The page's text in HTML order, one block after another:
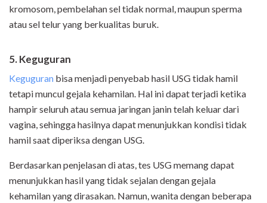
kromosom, pembelahan sel tidak normal, maupun sperma
atau sel telur yang berkualitas buruk.
5. Keguguran
Keguguran bisa menjadi penyebab hasil USG tidak hamil
tetapi muncul gejala kehamilan. Hal ini dapat terjadi ketika
hampir seluruh atau semua jaringan janin telah keluar dari
vagina, sehingga hasilnya dapat menunjukkan kondisi tidak
hamil saat diperiksa dengan USG.
Berdasarkan penjelasan di atas, tes USG memang dapat
menunjukkan hasil yang tidak sejalan dengan gejala
kehamilan yang dirasakan. Namun, wanita dengan beberapa